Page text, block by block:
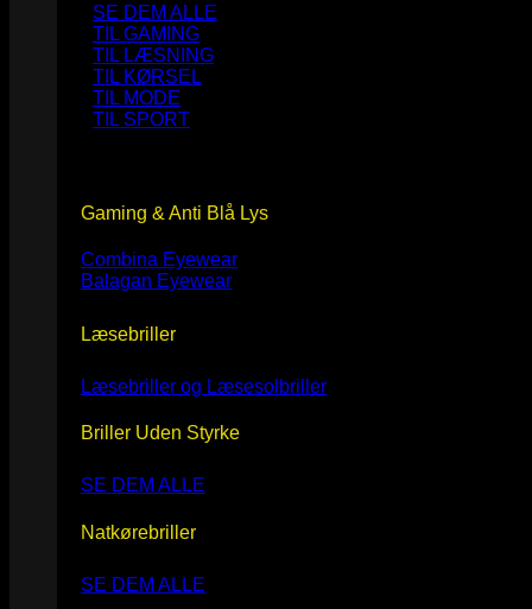
SE DEM ALLE
TIL GAMING
TIL LÆSNING
TIL KØRSEL
TIL MODE
TIL SPORT
Gaming & Anti Blå Lys
Combina Eyewear
Balagan Eyewear
Læsebriller
Læsebriller og Læsesolbriller
Briller Uden Styrke
SE DEM ALLE
Natkørebriller
SE DEM ALLE